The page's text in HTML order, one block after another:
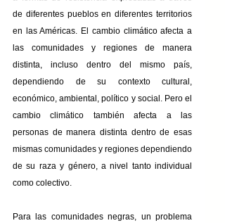
de diferentes pueblos en diferentes territorios
en las Américas. El cambio climático afecta a
las comunidades y regiones de manera
distinta, incluso dentro del mismo país,
dependiendo de su contexto cultural,
económico, ambiental, político y social. Pero el
cambio climático también afecta a las
personas de manera distinta dentro de esas
mismas comunidades y regiones dependiendo
de su raza y género, a nivel tanto individual
como colectivo.
Para las comunidades negras, un problema